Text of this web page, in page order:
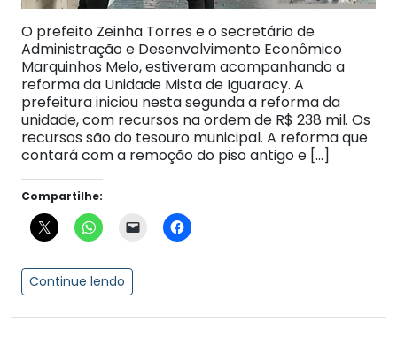
O prefeito Zeinha Torres e o secretário de
Administração e Desenvolvimento Econômico
Marquinhos Melo, estiveram acompanhando a
reforma da Unidade Mista de Iguaracy. A
prefeitura iniciou nesta segunda a reforma da
unidade, com recursos na ordem de R$ 238 mil. Os
recursos são do tesouro municipal. A reforma que
contará com a remoção do piso antigo e […]
Compartilhe:
Continue lendo